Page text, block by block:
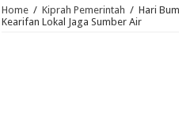
Home / Kiprah Pemerintah / Hari
Kearifan Lokal Jaga Sumber Air